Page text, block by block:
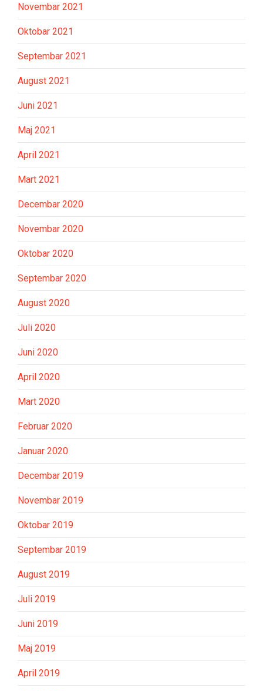
Novembar 2021
Oktobar 2021
Septembar 2021
August 2021
Juni 2021
Maj 2021
April 2021
Mart 2021
Decembar 2020
Novembar 2020
Oktobar 2020
Septembar 2020
August 2020
Juli 2020
Juni 2020
April 2020
Mart 2020
Februar 2020
Januar 2020
Decembar 2019
Novembar 2019
Oktobar 2019
Septembar 2019
August 2019
Juli 2019
Juni 2019
Maj 2019
April 2019